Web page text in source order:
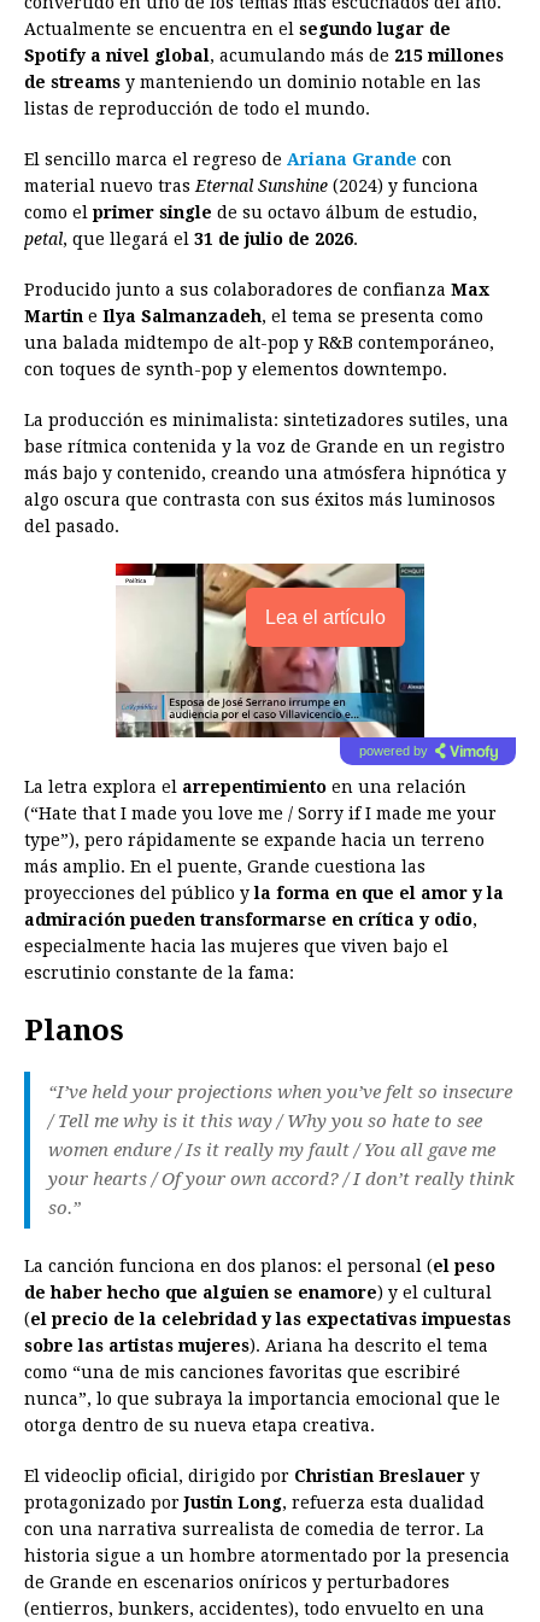
b
o
o
e
n
g
r
s
A
p
a
d
s
e
r
e
t
e
d
I
l
t
i
Actualmente se encuentra en el segundo lugar de
Spotify a nivel global, acumulando más de 215 millones
de streams y manteniendo un dominio notable en las
listas de reproducción de todo el mundo.
El sencillo marca el regreso de Ariana Grande con
material nuevo trasEternal Sunshine (2024) y funciona
como el primer single de su octavo álbum de estudio,
petal, que llegará el 31 de julio de 2026.
Producido junto a sus colaboradores de confianza Max
Martin e Ilya Salmanzadeh, el tema se presenta como
una balada midtempo de alt-pop y R&B contemporáneo,
con toques de synth-pop y elementos downtempo.
La producción es minimalista: sintetizadores sutiles, una
base rítmica contenida y la voz de Grande en un registro
más bajo y contenido, creando una atmósfera hipnótica y
algo oscura que contrasta con sus éxitos más luminosos
del pasado.
Lea el artículo
powered by
La letra explora el arrepentimiento en una relación
(“Hate that I made you love me / Sorry if I made me your
type”), pero rápidamente se expande hacia un terreno
más amplio. En el puente, Grande cuestiona las
proyecciones del público yla forma en que el amor y la
admiración pueden transformarse en crítica y odio,
especialmente hacia las mujeres que viven bajo el
escrutinio constante de la fama:
Planos
“I’ve held your projections when you’ve felt so insecure
/ Tell me why is it this way / Why you so hate to see
women endure / Is it really my fault / You all gave me
your hearts / Of your own accord? / I don’t really think
so.”
La canción funciona en dos planos: el personal (el peso
de haber hecho que alguien se enamore) y el cultural
(el precio de la celebridad y las expectativas impuestas
sobre las artistas mujeres). Ariana ha descrito el tema
como “una de mis canciones favoritas que escribiré
nunca”, lo que subraya la importancia emocional que le
otorga dentro de su nueva etapa creativa.
El videoclip oficial, dirigido por Christian Breslauer y
protagonizado porJustin Long, refuerza esta dualidad
con una narrativa surrealista de comedia de terror. La
historia sigue a un hombre atormentado por la presencia
de Grande en escenarios oníricos y perturbadores
(entierros, bunkers, accidentes), todo envuelto en una